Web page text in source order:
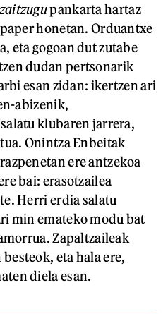
pankarta hartaz
honetan. Orduantxe
eta gogoan dut zutabe
dudan pertsonarik
esan zidan: ikertzen ari
abizenik,
klubaren jarrera,
Onintza Enbeitak
ere antzekoa
bai: erasotzailea
Herri erdia salatu
min emateko modu bat
Zapaltzaileak
eta hala ere,
diela esan.